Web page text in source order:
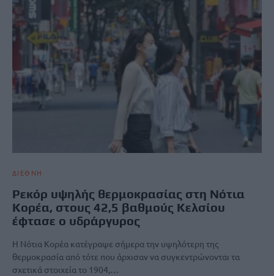
ΔΙΕΘΝΗ
Ρεκόρ υψηλής θερμοκρασίας στη Νότια
Κορέα, στους 42,5 βαθμούς Κελσίου
έφτασε ο υδράργυρος
Η Νότια Κορέα κατέγραψε σήμερα την υψηλότερη της
θερμοκρασία από τότε που άρχισαν να συγκεντρώνονται τα
σχετικά στοιχεία το 1904,…